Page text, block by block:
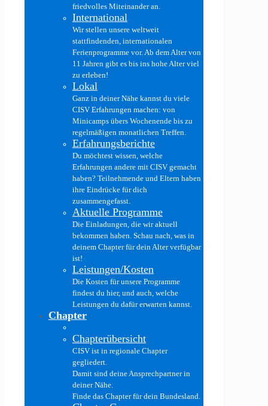
friedvolles Miteinander an.
International
Wir stellen unsere weltweit
stattfindenden, internationalen
Ferienprogramme vor. Ab dem Alter von
11 Jahren gibt es bis ins hohe Alter viel
zu erleben!
Lokal
Ganz in deiner Nähe kannst du viele
CISV Erfahrungen machen: von
Minicamps übers Wochenende bis zu
regelmäßigen monatlichen Treffen.
Erfahrungsberichte
Du möchtest wissen, welche
Erfahrungen andere mit CISV gemacht
haben? Teilnehmende und Eltern haben
ihre Eindrücke für dich
zusammengefasst.
Aktuelle Programme
Die Einladungen, die wir aktuell
bekommen haben. Schau nach, was in
deinem Chapter für dein Alter verfügbar
ist!
Leistungen/Kosten
Die Kosten für unsere Programme
findest du hier, und auch, welche
Leistungen du dafür erwarten kannst.
Chapter
Chapterübersicht
CISV ist in regionale Chapter
gegliedert.
Damit sind deine Ansprechpartner in
deiner Nähe.
Finde das Chapter für dein Bundesland.